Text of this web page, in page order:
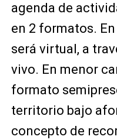
agenda de
en 2 formatos.
será virtual, a
vivo. En menor
formato
territorio bajo
concepto de